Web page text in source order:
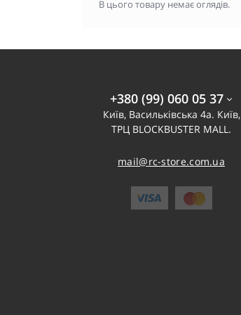
В цього товару немає оглядів.
+380 (99) 060 05 37
Київ, Васильківська 4а. Київ,
ТРЦ BLOCKBUSTER MALL.
mail@rc-store.com.ua